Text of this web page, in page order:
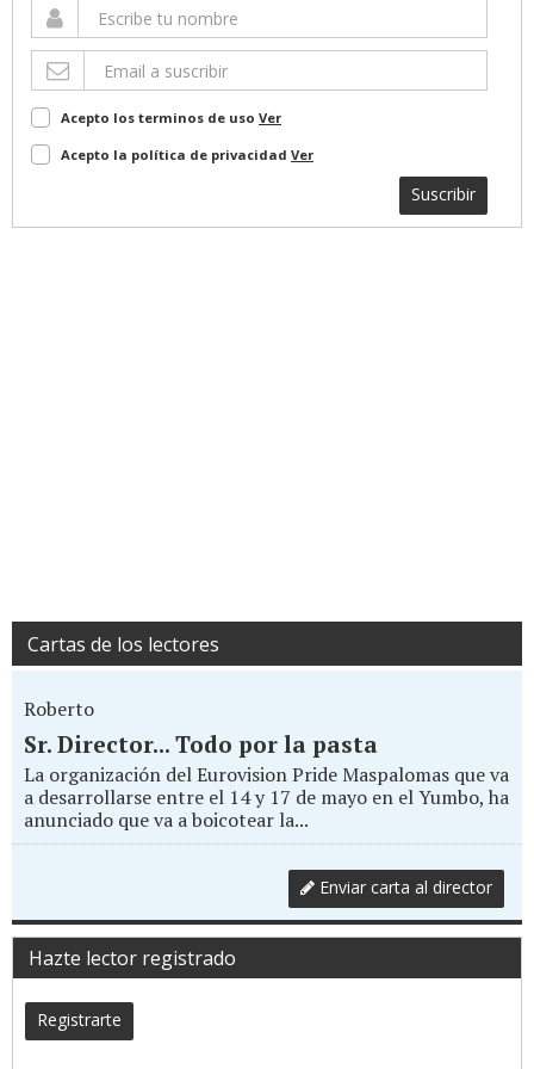
Acepto los terminos de uso Ver
Acepto la política de privacidad Ver
Suscribir
Cartas de los lectores
Roberto
Sr. Director... Todo por la pasta
La organización del Eurovision Pride Maspalomas que va
a desarrollarse entre el 14 y 17 de mayo en el Yumbo, ha
anunciado que va a boicotear la...
Enviar carta al director
Hazte lector registrado
Registrarte